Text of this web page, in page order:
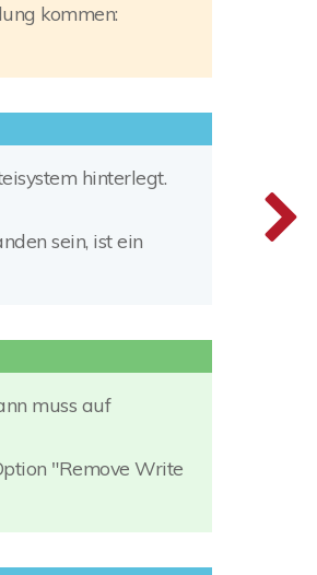
kommen:
hinterlegt.
sein, ist ein
muss auf
"Remove Write